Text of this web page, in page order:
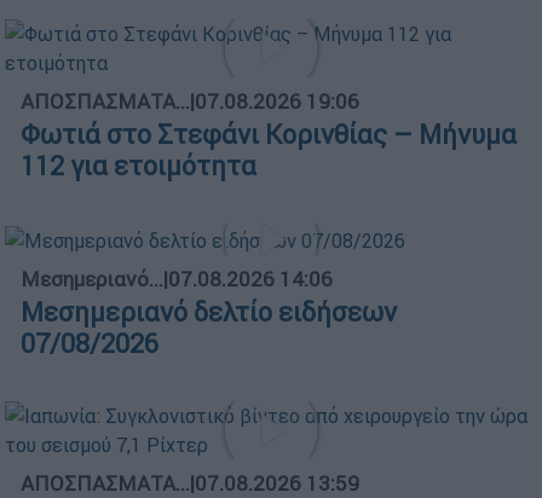
ΑΠΟΣΠΑΣΜΑΤΑ...|07.08.2026 19:06
Φωτιά στο Στεφάνι Κορινθίας – Μήνυμα
112 για ετοιμότητα
Μεσημεριανό...|07.08.2026 14:06
Μεσημεριανό δελτίο ειδήσεων
07/08/2026
ΑΠΟΣΠΑΣΜΑΤΑ...|07.08.2026 13:59